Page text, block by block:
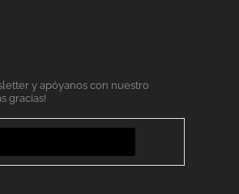
y apóyanos con nuestro
gracias!